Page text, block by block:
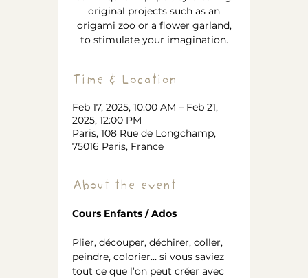
original projects such as an
origami zoo or a flower garland,
to stimulate your imagination.
Time & Location
Feb 17, 2025, 10:00 AM – Feb 21,
2025, 12:00 PM
Paris, 108 Rue de Longchamp,
75016 Paris, France
About the event
Cours Enfants / Ados
Plier, découper, déchirer, coller,
peindre, colorier… si vous saviez
tout ce que l’on peut créer avec